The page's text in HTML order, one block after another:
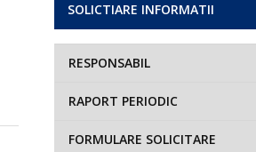
SOLICTIARE INFORMATII
RESPONSABIL
RAPORT PERIODIC
FORMULARE SOLICITARE